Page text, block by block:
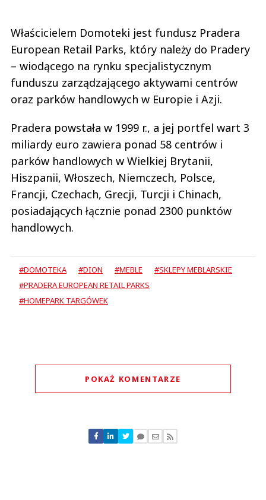
Właścicielem Domoteki jest fundusz Pradera
European Retail Parks, który należy do Pradery
– wiodącego na rynku specjalistycznym
funduszu zarządzającego aktywami centrów
oraz parków handlowych w Europie i Azji.
Pradera powstała w 1999 r., a jej portfel wart 3
miliardy euro zawiera ponad 58 centrów i
parków handlowych w Wielkiej Brytanii,
Hiszpanii, Włoszech, Niemczech, Polsce,
Francji, Czechach, Grecji, Turcji i Chinach,
posiadających łącznie ponad 2300 punktów
handlowych.
#DOMOTEKA #DION #MEBLE
#SKLEPY MEBLARSKIE
#PRADERA EUROPEAN RETAIL PARKS
#HOMEPARK TARGÓWEK
POKAŻ KOMENTARZE
Nie znaleziono komentarzy
Zostaw swoje komentarze